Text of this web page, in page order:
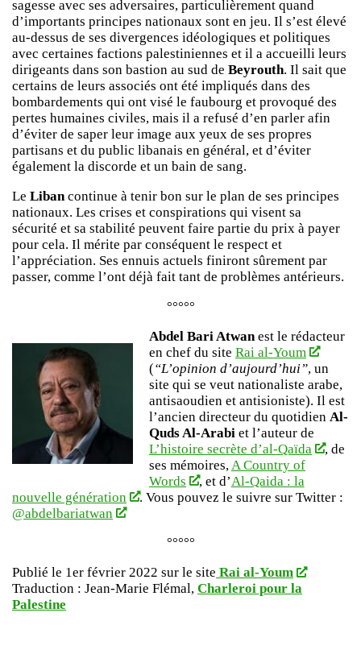
sagesse avec ses adversaires, particulièrement quand
d’importants principes nationaux sont en jeu. Il s’est élevé
au-dessus de ses divergences idéologiques et politiques
avec certaines factions palestiniennes et il a accueilli leurs
dirigeants dans son bastion au sud de Beyrouth. Il sait que
certains de leurs associés ont été impliqués dans des
bombardements qui ont visé le faubourg et provoqué des
pertes humaines civiles, mais il a refusé d’en parler afin
d’éviter de saper leur image aux yeux de ses propres
partisans et du public libanais en général, et d’éviter
également la discorde et un bain de sang.
Le Libancontinue à tenir bon sur le plan de ses principes
nationaux. Les crises et conspirations qui visent sa
sécurité et sa stabilité peuvent faire partie du prix à payer
pour cela. Il mérite par conséquent le respect et
l’appréciation. Ses ennuis actuels finiront sûrement par
passer, comme l’ont déjà fait tant de problèmes antérieurs.
°°°°°
Abdel Bari Atwan est le rédacteur
en chef du site Rai al-Youm
(“L’opinion d’aujourd’hui”, un
site qui se veut nationaliste arabe,
antisaoudien et antisioniste). Il est
l’ancien directeur du quotidien Al-
Quds Al-Arabi et l’auteur de
L’histoire secrète d’al-Qaïda
, de
ses mémoires, A Country of
Words
, et d’Al-Qaida : la
nouvelle génération
. Vous pouvez le suivre sur Twitter :
@abdelbariatwan
°°°°°
Publié le 1er février 2022 sur le site Rai al-Youm
Traduction : Jean-Marie Flémal, Charleroi pour la
Palestine